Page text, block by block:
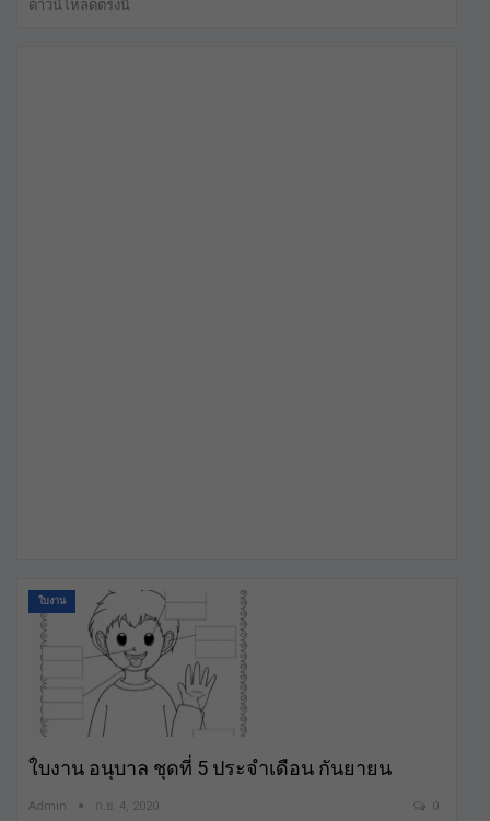
ดาวน์โหลดตรงนี้
ใบงาน
ใบงาน อนุบาล ชุดที่ 5 ประจำเดือน กันยายน
Admin ก.ย. 4, 2020 0